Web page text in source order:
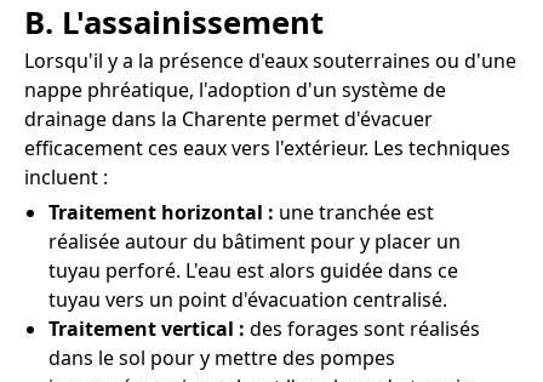
B. L'assainissement
Lorsqu'il y a la présence d'eaux souterraines ou d'une
nappe phréatique, l'adoption d'un système de
drainage dans la Charente permet d'évacuer
efficacement ces eaux vers l'extérieur. Les techniques
incluent :
Traitement horizontal : une tranchée est
réalisée autour du bâtiment pour y placer un
tuyau perforé. L'eau est alors guidée dans ce
tuyau vers un point d'évacuation centralisé.
Traitement vertical : des forages sont réalisés
dans le sol pour y mettre des pompes